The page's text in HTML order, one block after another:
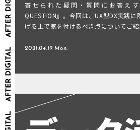
寄せられた疑問・質問にお答えす
QUESTION』。今回は、UX型DX実践
げる上で気を付けるべき点についてご紹
2021.04.19 Mon.